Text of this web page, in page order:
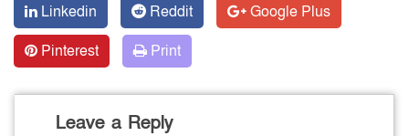
Linkedin
Reddit
Google Plus
Pinterest
Print
Leave a Reply